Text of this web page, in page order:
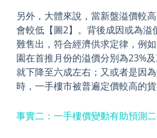
另外，大體來說，當新盤溢價較
會較低【圖2】。背後成因或為溢
難售出，符合經濟供求定律，例
園在首推月份的溢價分別為23%
就下降至六成左右；又或者是因
時，一手樓市被普遍定價較高的貨
事實二：一手樓價變動有助預測